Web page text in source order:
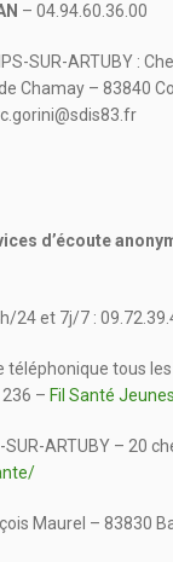
– 04.94.60.36.00
SUR-ARTUBY :
Chamay – 83840
d’écoute
24 et 7j/7 :
téléphonique tous
– Fil Santé
SUR-ARTUBY – 20
Maurel – 83830